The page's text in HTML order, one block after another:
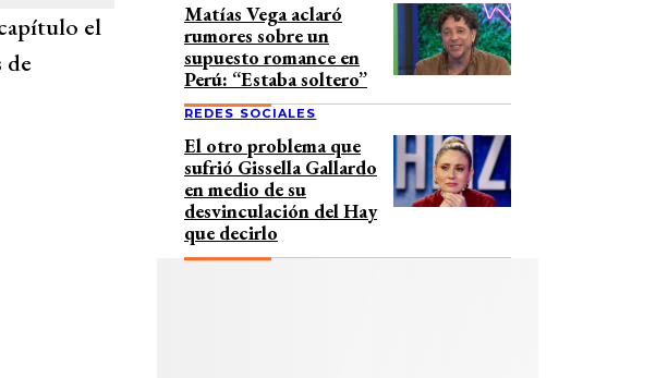
el
de
Matías Vega aclaró
rumores sobre un
supuesto romance en
Perú: “Estaba soltero”
REDES SOCIALES
El otro problema que
sufrió Gissella Gallardo
en medio de su
desvinculación del Hay
que decirlo